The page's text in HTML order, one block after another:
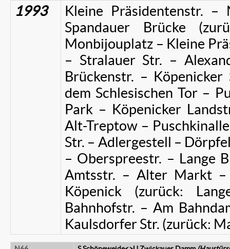
1993
Kleine Präsidentenstr.
Spandauer Brücke
Monbijouplatz – Kleine
– Stralauer Str. –
Brückenstr. –
dem Schlesischen Tor –
Park – Köpenicker
Alt-Treptow –
Str. – Adlergestell –
– Oberspreestr. – Lange
Amtsstr. – Alter Markt
Köpenick (zurück:
Bahnhofstr. – Am
Kaulsdorfer Str. (zurück: